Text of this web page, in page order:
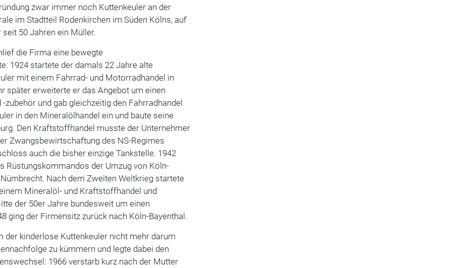
zwar immer noch Kuttenkeuler an der
im Stadtteil Rodenkirchen im Süden Kölns, auf
50 Jahren ein Müller.
die Firma eine bewegte
1924 startete der damals 22 Jahre alte
mit einem Fahrrad- und Motorradhandel in
später erweiterte er das Angebot um einen
-zubehör und gab gleichzeitig den Fahrradhandel
in den Mineralölhandel ein und baute seine
Den Kraftstoffhandel musste der Un­ternehmer
Zwangsbewirtschaftung des NS-Regimes
auch die bisher einzige Tankstelle. 1942
Rüstungskommandos der Umzug von Köln-
Nach dem Zweiten Weltkrieg startete
Mineralöl- und Kraftstoffhandel und
der 50er Jahre bundesweit um einen
ging der Firmensitz zurück nach Köln-Bayenthal.
der kinderlose Kuttenkeuler nicht mehr darum
zu kümmern und legte dabei den
1966 verstarb kurz nach der Mutter